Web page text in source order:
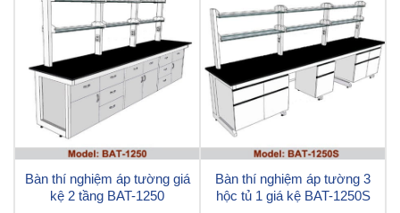
Bàn thí nghiệm áp tường giá
kệ 2 tầng BAT-1250
Bàn thí nghiệm áp tường 3
hộc tủ 1 giá kệ BAT-1250S